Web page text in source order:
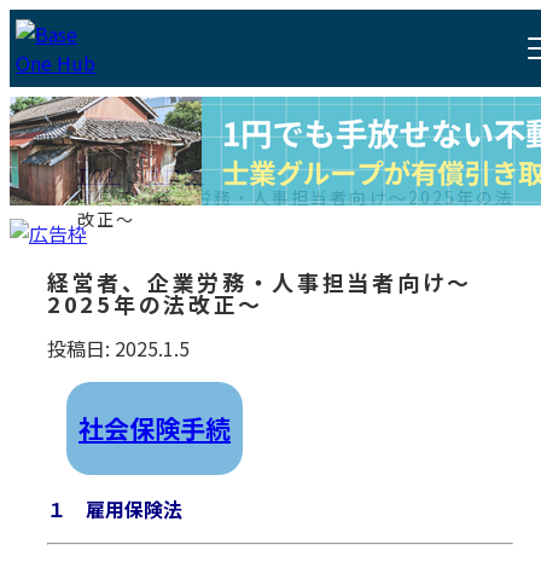
TOP
ブログ
経営者、企業労務・人事担当者向け～2025年の法
改正～
経営者、企業労務・人事担当者向け～
2025年の法改正～
投稿日: 2025.1.5
社会保険手続
１ 雇用保険法